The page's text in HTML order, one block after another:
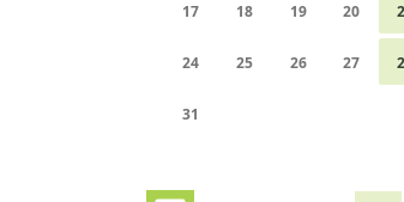
17 18 19 20
24 25 26 27
31